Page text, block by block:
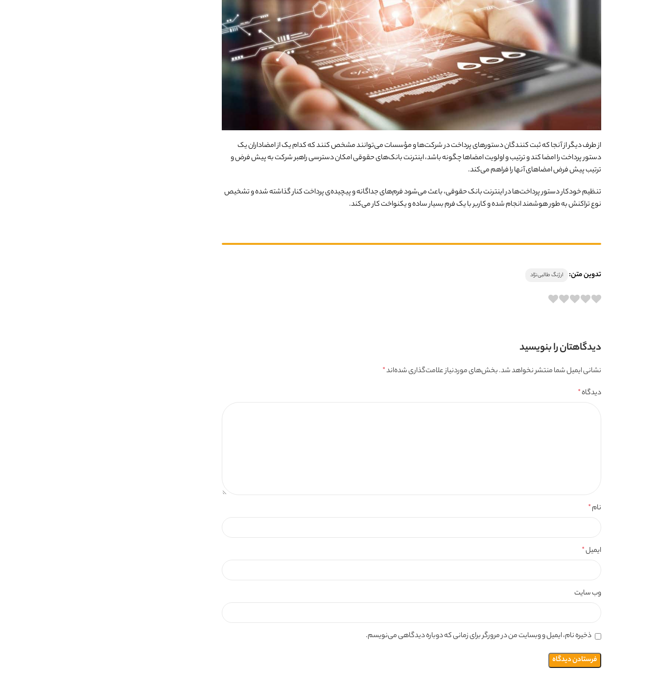
از طرف دیگر از آنجا که ثبت کنندگان دستورهای پرداخت در شرکت‌ها و مؤسسات می‌توانند مشخص کنند که کدام یک از امضاداران یک
دستور پرداخت را امضا کند و ترتیب و اولویت امضاها چگونه باشد، اینترنت بانک‌های حقوقی امکان دسترسی راهبر شرکت به پیش فرض و
ترتیب پیش فرض امضاهای آنها را فراهم می‌کند.
تنظیم خودکار دستور پرداخت‌ها در اینترنت بانک حقوقی، باعث می‌شود فرم‌های جداگانه و پیچیده‌ی پرداخت کنار گذاشته شده و تشخیص
نوع تراکنش به طور هوشمند انجام شده و کاربر با یک فرم بسیار ساده و یکنواخت کار می‌کند.
تدوین متن: ارژنگ طالبی‌نژاد
دیدگاهتان را بنویسید
نشانی ایمیل شما منتشر نخواهد شد.بخش‌های موردنیاز علامت‌گذاری شده‌اند*
دیدگاه*
نام*
ایمیل*
وب‌ سایت
ذخیره نام، ایمیل و وبسایت من در مرورگر برای زمانی که دوباره دیدگاهی می‌نویسم.